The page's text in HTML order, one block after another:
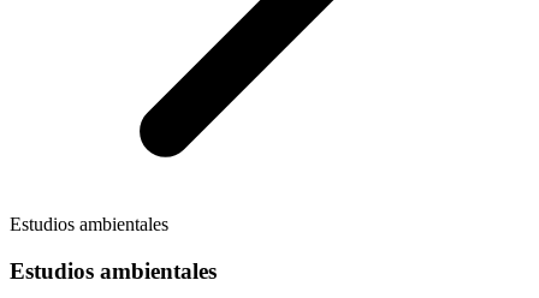
Estudios ambientales
Estudios ambientales